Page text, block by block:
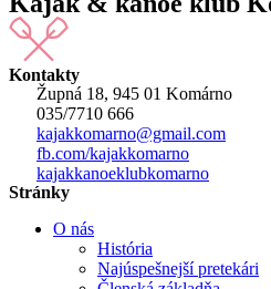
Kontakty
Župná 18, 945 01 Komárno
035/7710 666
kajakkomarno@gmail.com
fb.com/kajakkomarno
kajakkanoeklubkomarno
Stránky
O nás
História
Najúspešnejší pretekári